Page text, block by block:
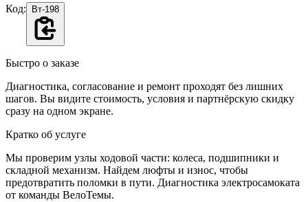
Код: Вт-198
Быстро о заказе
Диагностика, согласование и ремонт проходят без лишних
шагов. Вы видите стоимость, условия и партнёрскую скидку
сразу на одном экране.
Кратко об услуге
Мы проверим узлы ходовой части: колеса, подшипники и
складной механизм. Найдем люфты и износ, чтобы
предотвратить поломки в пути. Диагностика электросамоката
от команды ВелоТемы.